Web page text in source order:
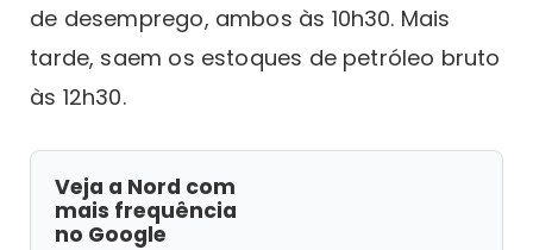
de desemprego, ambos às 10h30. Mais
tarde, saem os estoques de petróleo bruto
às 12h30.
Veja a Nord com
mais frequência
no Google